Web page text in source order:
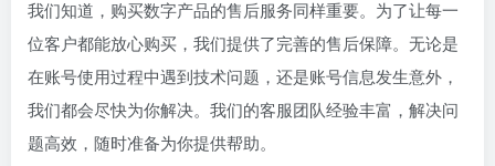
我们知道，购买数字产品的售后服务同样重要。为了让每一
位客户都能放心购买，我们提供了完善的售后保障。无论是
在账号使用过程中遇到技术问题，还是账号信息发生意外，
我们都会尽快为你解决。我们的客服团队经验丰富，解决问
题高效，随时准备为你提供帮助。